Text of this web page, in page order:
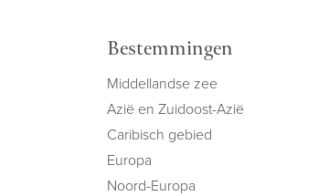
Bestemmingen
Middellandse zee
Azië en Zuidoost-Azië
Caribisch gebied
Europa
Noord-Europa